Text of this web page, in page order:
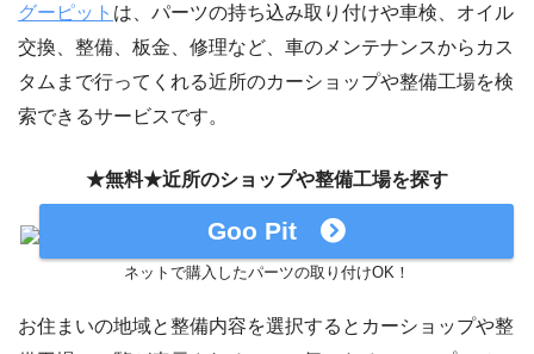
グーピット は、パーツの持ち込み取り付けや車検、オイル
交換、整備、板金、修理など、車のメンテナンスからカス
タムまで行ってくれる近所のカーショップや整備工場を検
索できるサービスです。
★無料★近所のショップや整備工場を探す
Goo Pit
ネットで購入したパーツの取り付けOK！
お住まいの地域と整備内容を選択するとカーショップや整